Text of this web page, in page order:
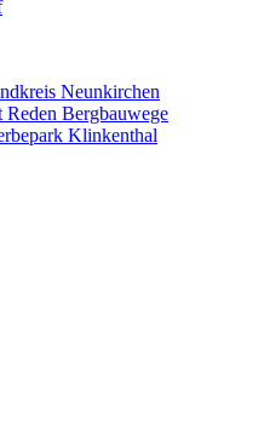
Neunkirchen
Reden Bergbauwege
Klinkenthal